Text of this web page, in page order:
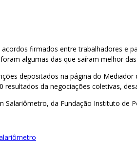
firmados entre trabalhadores e
algumas das que saíram melhor
depositados na página do
da negociações coletivas,
Salariômetro, da Fundação Instituto de